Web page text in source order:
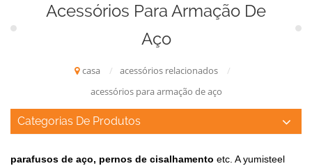
Acessórios Para Armação De
Aço
casa / acessórios relacionados
/
acessórios para armação de aço
Categorias De Produtos
parafusos de aço, pernos de cisalhamento etc. A yumisteel